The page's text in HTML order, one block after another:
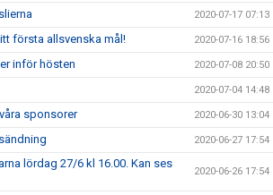
2020-07-17 07:13
första allsvenska mål! 2020-07-16 18:56
inför hösten 2020-07-08 20:50
2020-07-04 14:48
sponsorer 2020-06-30 13:04
2020-06-27 17:54
lördag 27/6 kl 16.00. Kan ses
2020-06-26 17:54